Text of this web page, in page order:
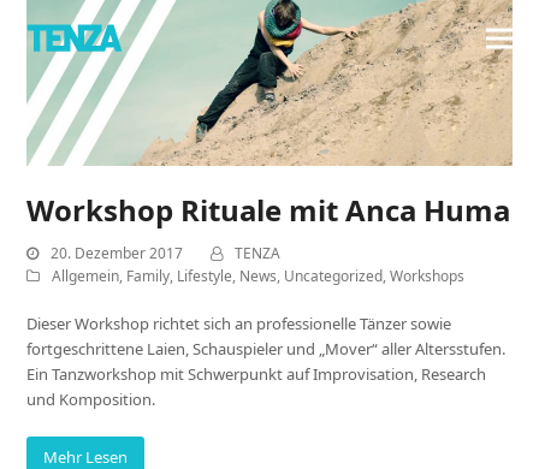
Workshop Rituale mit Anca Huma
20. Dezember 2017
TENZA
Allgemein, Family, Lifestyle, News, Uncategorized,Workshops
Dieser Workshop richtet sich an professionelle Tänzer sowie
fortgeschrittene Laien, Schauspieler und „Mover“ aller Altersstufen.
Ein Tanzworkshop mit Schwerpunkt auf Improvisation, Research
und Komposition.
Mehr Lesen